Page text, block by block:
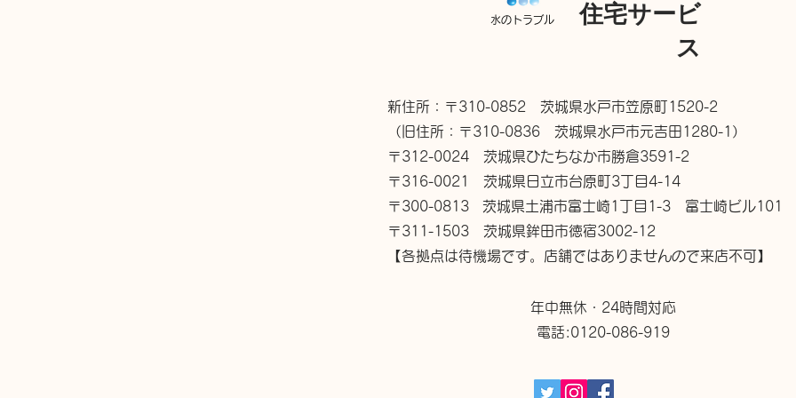
住宅サービ
ス
水のトラブル
新住所：〒310-0852 茨城県水戸市笠原町1520-2
（旧住所：〒310-0836 茨城県水戸市元吉田1280-1）
〒312-0024 茨城県ひたちなか市勝倉3591-2
〒316-0021 茨城県日立市台原町3丁目4-14
〒300-0813 茨城県土浦市富士崎1丁目1-3 富士崎ビル101
〒311-1503 茨城県鉾田市徳宿3002-12
【各拠点は待機場です。店舗ではありませんので来店不可】
年中無休・24時間対応
電話:0120-086-919